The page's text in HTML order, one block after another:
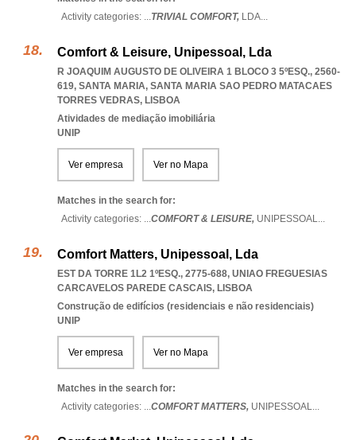
Activity categories: ...TRIVIAL COMFORT, LDA...
Comfort & Leisure, Unipessoal, Lda
R JOAQUIM AUGUSTO DE OLIVEIRA 1 BLOCO 3 5ºESQ., 2560-
619, SANTA MARIA, SANTA MARIA SAO PEDRO MATACAES
TORRES VEDRAS, LISBOA
Atividades de mediação imobiliária
UNIP
Ver empresa Ver no Mapa
Matches in the search for:
Activity categories: ...COMFORT & LEISURE, UNIPESSOAL...
Comfort Matters, Unipessoal, Lda
EST DA TORRE 1L2 1ºESQ., 2775-688, UNIAO FREGUESIAS
CARCAVELOS PAREDE CASCAIS, LISBOA
Construção de edifícios (residenciais e não residenciais)
UNIP
Ver empresa Ver no Mapa
Matches in the search for:
Activity categories: ...COMFORT MATTERS, UNIPESSOAL...